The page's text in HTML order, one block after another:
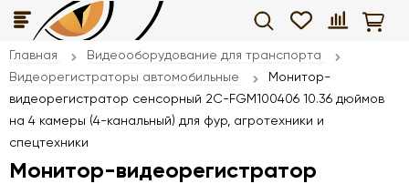
Главная
Видеооборудование для транспорта
Видеорегистраторы автомобильные
Монитор-
видеорегистратор сенсорный 2C-FGM100406 10.36 дюймов
на 4 камеры (4-канальный) для фур, агротехники и
спецтехники
Монитор-видеорегистратор